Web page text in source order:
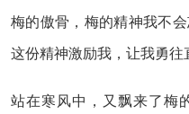
梅的傲骨，梅的精神我不
这份精神激励我，让我勇往
站在寒风中，又飘来了梅